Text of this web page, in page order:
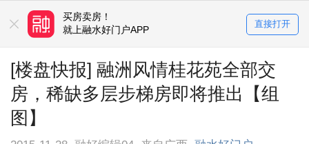
买房卖房！
就上融水好门户APP
直接打开
[楼盘快报] 融洲风情桂花苑全部交
房，稀缺多层步梯房即将推出【组
图】